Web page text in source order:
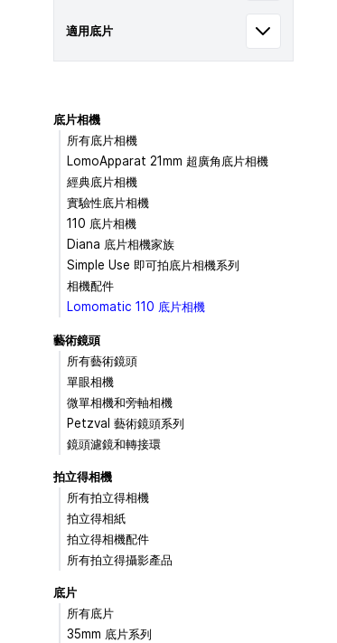
適用底片
底片相機
所有底片相機
LomoApparat 21mm 超廣角底片相機
經典底片相機
實驗性底片相機
110 底片相機
Diana 底片相機家族
Simple Use 即可拍底片相機系列
相機配件
Lomomatic 110 底片相機
藝術鏡頭
所有藝術鏡頭
單眼相機
微單相機和旁軸相機
Petzval 藝術鏡頭系列
鏡頭濾鏡和轉接環
拍立得相機
所有拍立得相機
拍立得相紙
拍立得相機配件
所有拍立得攝影產品
底片
所有底片
35mm 底片系列